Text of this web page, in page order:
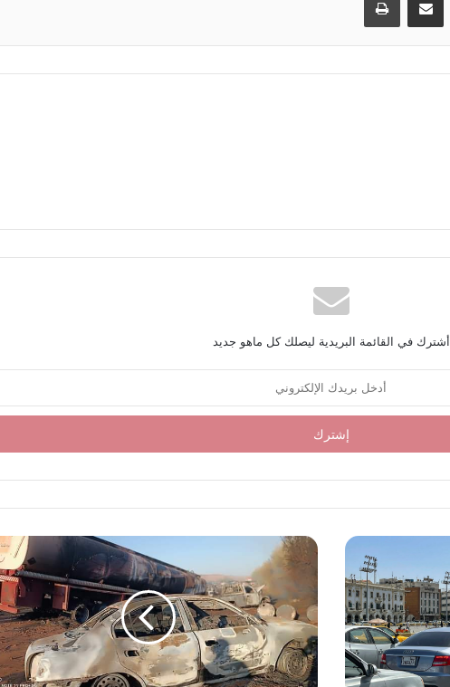
أشترك في القائمة البريدية ليصلك كل ماهو جديد